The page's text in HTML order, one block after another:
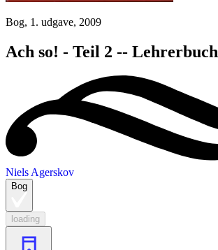
Bog, 1. udgave, 2009
Ach so! - Teil 2 -- Lehrerbuch
Niels Agerskov
Bog
loading